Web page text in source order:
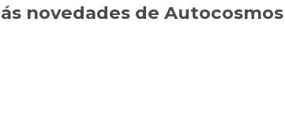
novedades de